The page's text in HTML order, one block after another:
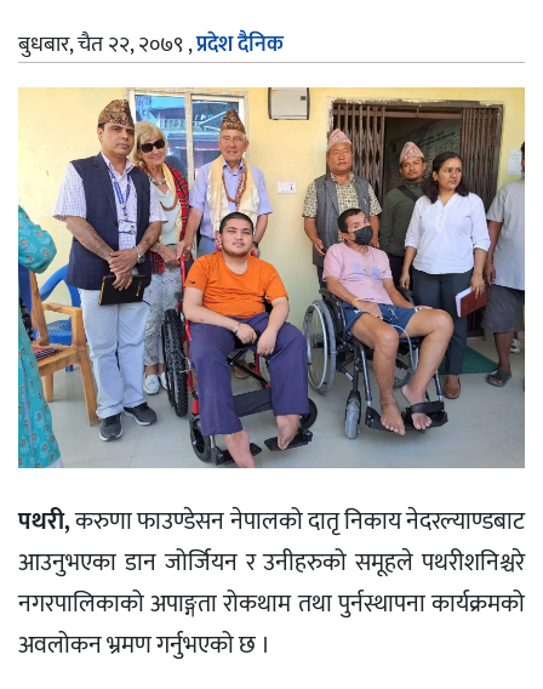
बुधबार, चैत २२, २०७९,प्रदेश दैनिक
पथरी,करुणा फाउण्डेसन नेपालको दातृ निकाय नेदरल्याण्डबाट
आउनुभएका डान जोर्जियन र उनीहरुको समूहले पथरीशनिश्चरे
नगरपालिकाको अपाङ्गता रोकथाम तथा पुर्नस्थापना कार्यक्रमको
अवलोकन भ्रमण गर्नुभएको छ ।